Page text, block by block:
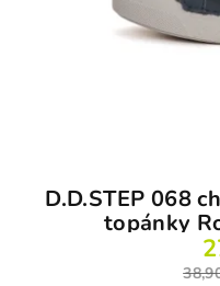
D.D.STEP 068
topánky